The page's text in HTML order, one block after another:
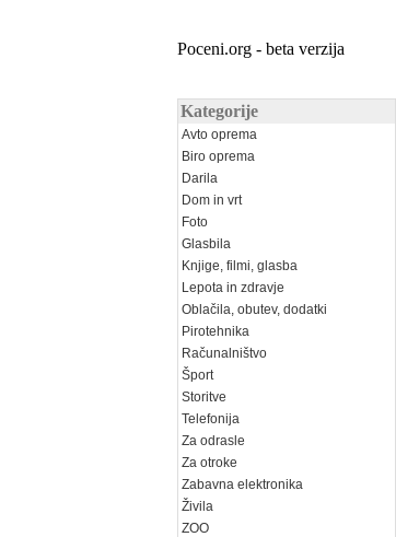
Poceni.org - beta verzija
Kategorije
Avto oprema
Biro oprema
Darila
Dom in vrt
Foto
Glasbila
Knjige, filmi, glasba
Lepota in zdravje
Oblačila, obutev, dodatki
Pirotehnika
Računalništvo
Šport
Storitve
Telefonija
Za odrasle
Za otroke
Zabavna elektronika
Živila
ZOO